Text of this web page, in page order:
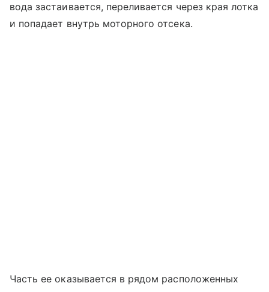
вода застаивается, переливается через края лотка
и попадает внутрь моторного отсека.
Часть ее оказывается в рядом расположенных